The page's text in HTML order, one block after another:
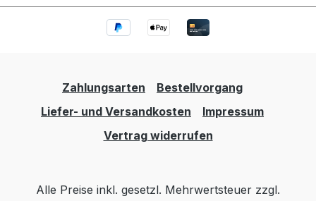
Zahlungsarten
Bestellvorgang
Liefer- und Versandkosten
Impressum
Vertrag widerrufen
Alle Preise inkl. gesetzl. Mehrwertsteuer zzgl.